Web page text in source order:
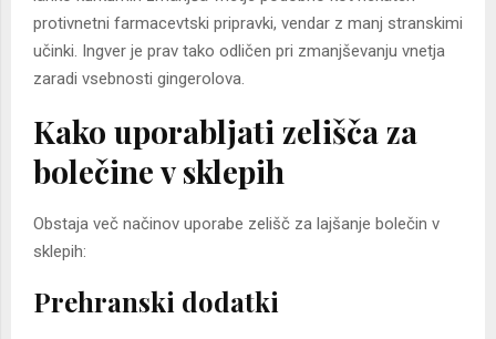
protivnetni farmacevtski pripravki, vendar z manj stranskimi
učinki. Ingver je prav tako odličen pri zmanjševanju vnetja
zaradi vsebnosti gingerolova.
Kako uporabljati zelišča za
bolečine v sklepih
Obstaja več načinov uporabe zelišč za lajšanje bolečin v
sklepih:
Prehranski dodatki